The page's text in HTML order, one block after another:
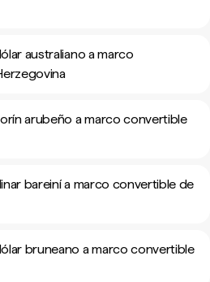
australiano a marco
arubeño a marco convertible
bareiní a marco convertible de
bruneano a marco convertible